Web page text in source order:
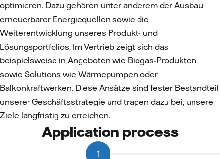
optimieren. Dazu gehören unter anderem der Ausbau
erneuerbarer Energiequellen sowie die
Weiterentwicklung unseres Produkt- und
Lösungsportfolios. Im Vertrieb zeigt sich das
beispielsweise in Angeboten wie Biogas-Produkten
sowie Solutions wie Wärmepumpen oder
Balkonkraftwerken. Diese Ansätze sind fester Bestandteil
unserer Geschäftsstrategie und tragen dazu bei, unsere
Ziele langfristig zu erreichen.
Application process
1